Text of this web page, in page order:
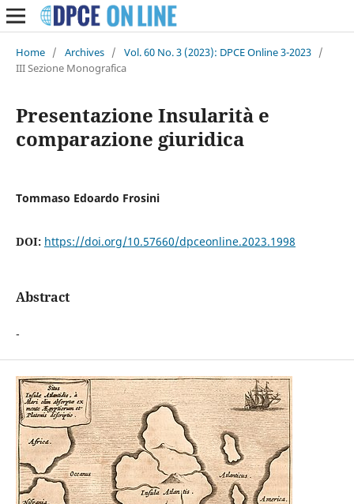
Home / Archives / Vol. 60 No. 3 (2023): DPCE Online 3-2023 /
III Sezione Monografica
Presentazione Insularità e
comparazione giuridica
Tommaso Edoardo Frosini
DOI: https://doi.org/10.57660/dpceonline.2023.1998
Abstract
-